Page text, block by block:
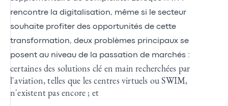
rencontre la digitalisation, même si le secteur
souhaite profiter des opportunités de cette
transformation, deux problèmes principaux se
posent au niveau de la passation de marchés :
certaines des solutions clé en main recherchées par
l'aviation, telles que les centres virtuels ou SWIM,
n'existent pas encore ; et